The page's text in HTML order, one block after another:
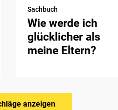
Sachbuch
Wie werde ich
glücklicher als
meine Eltern?
anzeigen